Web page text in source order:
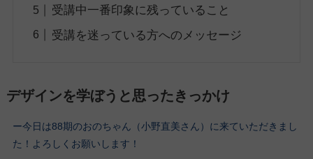
受講中一番印象に残っていること
受講を迷っている方へのメッセージ
デザインを学ぼうと思ったきっかけ
ー今日は88期のおのちゃん（小野直美さん）に来ていただきまし
た！よろしくお願いします！